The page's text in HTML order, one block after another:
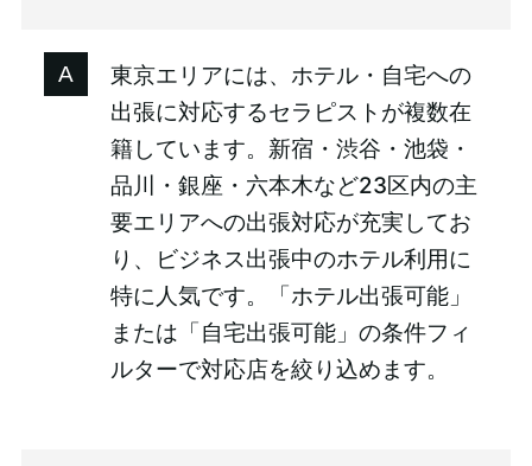
東京エリアには、ホテル・自宅への
出張に対応するセラピストが複数在
籍しています。新宿・渋谷・池袋・
品川・銀座・六本木など23区内の主
要エリアへの出張対応が充実してお
り、ビジネス出張中のホテル利用に
特に人気です。「ホテル出張可能」
または「自宅出張可能」の条件フィ
ルターで対応店を絞り込めます。